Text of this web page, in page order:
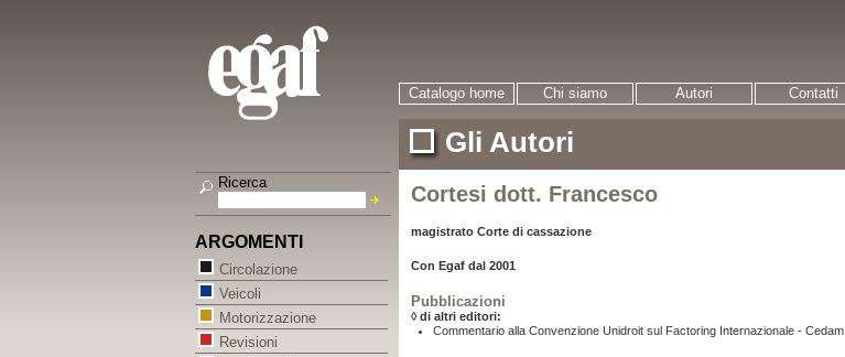
Catalogo home Chi siamo Autori Contatti
Gli Autori
Cortesi dott. Francesco
magistrato Corte di cassazione
Con Egaf dal 2001
Pubblicazioni
◊ di altri editori:
Commentario alla Convenzione Unidroit sul Factoring Internazionale - Cedam
Ricerca
ARGOMENTI
Circolazione
Veicoli
Motorizzazione
Revisioni